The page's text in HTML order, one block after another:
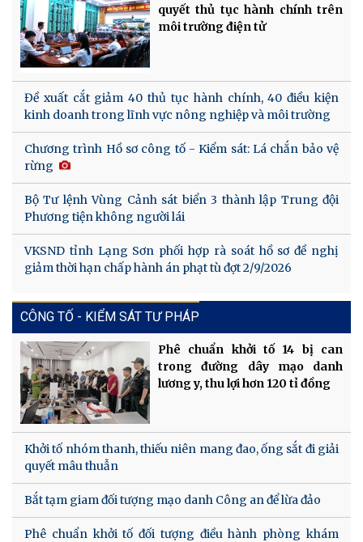
quyết thủ tục hành chính trên
môi trường điện tử
Đề xuất cắt giảm 40 thủ tục hành chính, 40 điều kiện
kinh doanh trong lĩnh vực nông nghiệp và môi trường
Chương trình Hồ sơ công tố - Kiểm sát: Lá chắn bảo vệ
rừng
Bộ Tư lệnh Vùng Cảnh sát biển 3 thành lập Trung đội
Phương tiện không người lái
VKSND tỉnh Lạng Sơn phối hợp rà soát hồ sơ đề nghị
giảm thời hạn chấp hành án phạt tù đợt 2/9/2026
CÔNG TỐ - KIỂM SÁT TƯ PHÁP
Phê chuẩn khởi tố 14 bị can
trong đường dây mạo danh
lương y, thu lợi hơn 120 tỉ đồng
Khởi tố nhóm thanh, thiếu niên mang đao, ống sắt đi giải
quyết mâu thuẫn
Bắt tạm giam đối tượng mạo danh Công an để lừa đảo
Phê chuẩn khởi tố đối tượng điều hành phòng khám